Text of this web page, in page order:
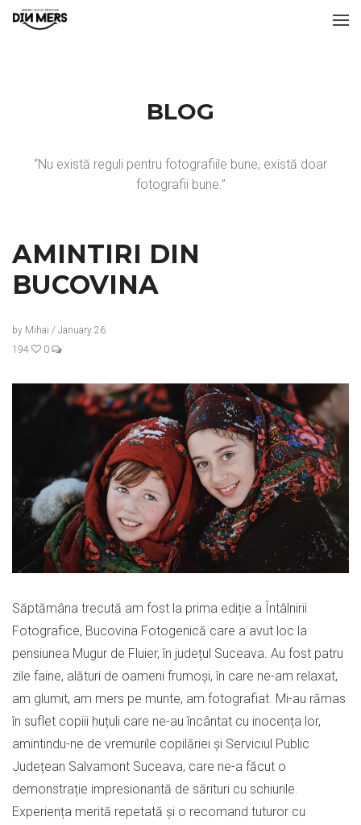
BLOG
“Nu există reguli pentru fotografiile bune, există doar
fotografii bune.”
AMINTIRI DIN
BUCOVINA
by Mihai / January 26
194
0
Săptămâna trecută am fost la prima ediție a Întâlnirii
Fotografice, Bucovina Fotogenică care a avut loc la
pensiunea Mugur de Fluier, în județul Suceava. Au fost patru
zile faine, alături de oameni frumoși, în care ne-am relaxat,
am glumit, am mers pe munte, am fotografiat. Mi-au rămas
în suflet copiii huțuli care ne-au încântat cu inocența lor,
amintindu-ne de vremurile copilăriei și Serviciul Public
Județean Salvamont Suceava, care ne-a făcut o
demonstrație impresionantă de sărituri cu schiurile.
Experiența merită repetată și o recomand tuturor cu